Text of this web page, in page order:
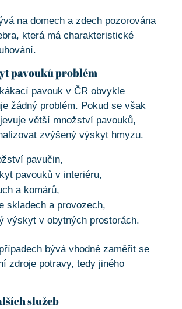
na domech a zdech pozorována
která má charakteristické
pavouků problém
pavouk v ČR obvykle
žádný problém. Pokud se však
větší množství pavouků,
zvýšený výskyt hmyzu.
pavučin,
pavouků v interiéru,
a komárů,
skladech a provozech,
výskyt v obytných prostorách.
bývá vhodné zaměřit se
zdroje potravy, tedy jiného
služeb